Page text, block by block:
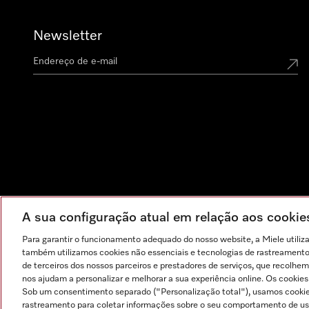
Newsletter
A sua configuração atual em relação aos
Para garantir o funcionamento adequado do nosso website, a Miele
também utilizamos cookies não essenciais e tecnologias de
de terceiros dos nossos parceiros e prestadores de serviços, que
nos ajudam a personalizar e melhorar a sua experiência online. Os
Sob um consentimento separado ("Personalização total"), usamos
rastreamento para coletar informações sobre o seu comportamento de